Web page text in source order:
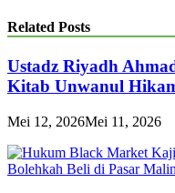
Related Posts
Ustadz Riyadh
Kitab Unwanul
Mei 12, 2026Mei 11, 2026